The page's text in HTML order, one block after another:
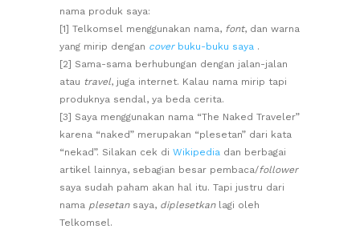
nama produk saya:
[1] Telkomsel menggunakan nama, font, dan warna
yang mirip dengan coverbuku-buku saya .
[2] Sama-sama berhubungan dengan jalan-jalan
atau travel, juga internet. Kalau nama mirip tapi
produknya sendal, ya beda cerita.
[3] Saya menggunakan nama “The Naked Traveler”
karena “naked” merupakan “plesetan” dari kata
“nekad”. Silakan cek di Wikipedia dan berbagai
artikel lainnya, sebagian besar pembaca/follower
saya sudah paham akan hal itu. Tapi justru dari
nama plesetansaya, diplesetkanlagi oleh
Telkomsel.